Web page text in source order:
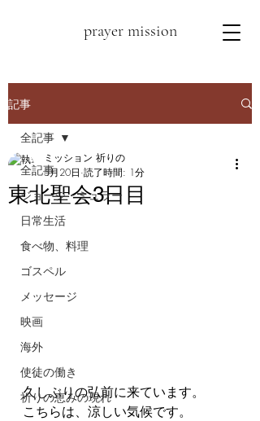
prayer mission
記事
全記事
ジョージ・ミュラー
日常生活
食べ物、料理
ゴスペル
メッセージ
映画
海外
使徒の働き
祈りの恵みの現れ
全記事
東北聖会3日目
ミッション 祈りの
5月20日 読了時間: 1分
久しぶりの弘前に来ています。
こちらは、涼しい気候です。